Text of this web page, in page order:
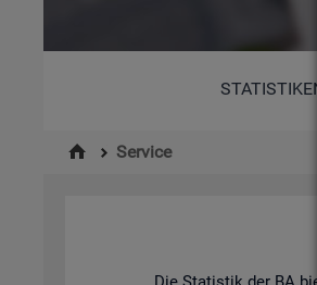
STATISTIKEN
Service